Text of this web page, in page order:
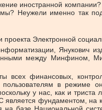
иностранной
Неужели именно так
проекта Электронной
между Минфином,
финансовых,
пользователям в
у нас, как и
фундаментом, на